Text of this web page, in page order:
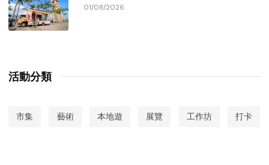
01/08/2026
活動分類
市集 藝術 本地遊 展覽 工作坊 打卡